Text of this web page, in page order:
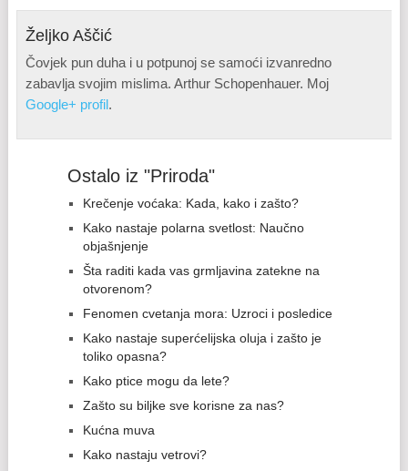
Željko Aščić
Čovjek pun duha i u potpunoj se samoći izvanredno
zabavlja svojim mislima. Arthur Schopenhauer. Moj
Google+ profil.
Ostalo iz "Priroda"
Krečenje voćaka: Kada, kako i zašto?
Kako nastaje polarna svetlost: Naučno
objašnjenje
Šta raditi kada vas grmljavina zatekne na
otvorenom?
Fenomen cvetanja mora: Uzroci i posledice
Kako nastaje superćelijska oluja i zašto je
toliko opasna?
Kako ptice mogu da lete?
Zašto su biljke sve korisne za nas?
Kućna muva
Kako nastaju vetrovi?